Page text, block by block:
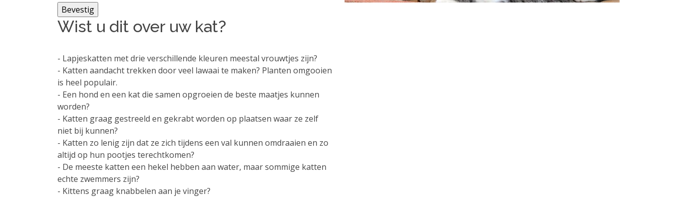
Wist u dit over uw kat?
- Lapjeskatten met drie verschillende kleuren meestal vrouwtjes zijn?
- Katten aandacht trekken door veel lawaai te maken? Planten omgooien
is heel populair.
- Een hond en een kat die samen opgroeien de beste maatjes kunnen
worden?
- Katten graag gestreeld en gekrabt worden op plaatsen waar ze zelf
niet bij kunnen?
- Katten zo lenig zijn dat ze zich tijdens een val kunnen omdraaien en zo
altijd op hun pootjes terechtkomen?
- De meeste katten een hekel hebben aan water, maar sommige katten
echte zwemmers zijn?
- Kittens graag knabbelen aan je vinger?